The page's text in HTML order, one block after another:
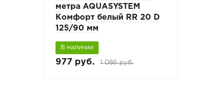
метра AQUASYSTEM
Комфорт белый RR 20 D
125/90 мм
В наличии
977 руб. 1 086 руб.